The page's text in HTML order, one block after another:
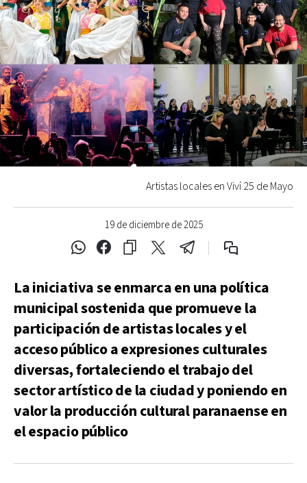
19 de diciembre de 2025
Artistas locales en Viví 25 de Mayo
La iniciativa se enmarca en una política
municipal sostenida que promueve la
participación de artistas locales y el
acceso público a expresiones culturales
diversas, fortaleciendo el trabajo del
sector artístico de la ciudad y poniendo en
valor la producción cultural paranaense en
el espacio público